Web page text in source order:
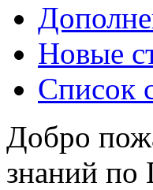
Новые
Список
Добро
знаний по